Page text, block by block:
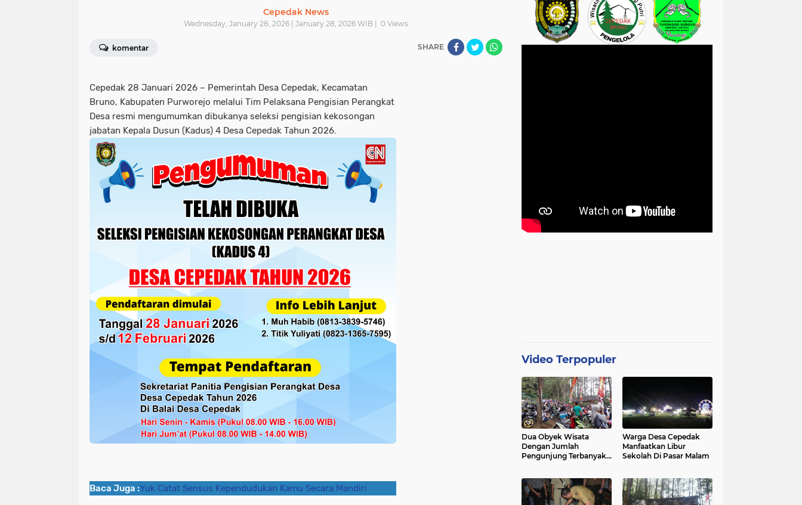
Cepedak News
Wednesday, January 28, 2026 | January 28, 2026 WIB | 0 Views
komentar SHARE
Cepedak 28 Januari 2026 – Pemerintah Desa Cepedak, Kecamatan
Bruno, Kabupaten Purworejo melalui Tim Pelaksana Pengisian Perangkat
Desa resmi mengumumkan dibukanya seleksi pengisian kekosongan
jabatan Kepala Dusun (Kadus) 4 Desa Cepedak Tahun 2026.
Baca Juga :Yuk Catat Sensus Kependudukan Kamu Secara Mandiri
Video Terpopuler
Dua Obyek Wisata
Dengan Jumlah
Pengunjung Terbanyak
Warga Desa Cepedak
Manfaatkan Libur
Sekolah Di Pasar Malam